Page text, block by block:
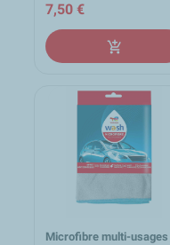
7,50 €
add_shopping_cart
Microfibre multi-usages